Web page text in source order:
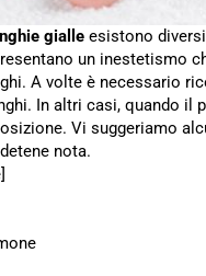
gialle esistono diversi
un inestetismo
A volte è necessario
In altri casi, quando il
Vi suggeriamo
nota.